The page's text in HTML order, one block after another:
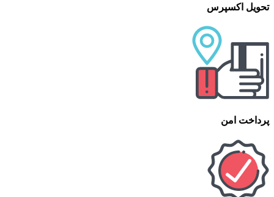
تحویل اکسپرس
پرداخت امن